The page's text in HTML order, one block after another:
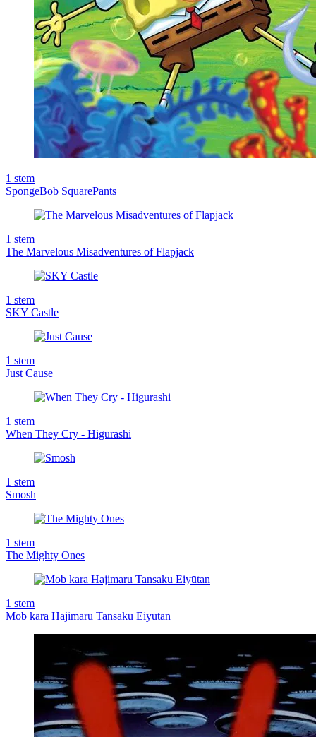
1 stem
SpongeBob SquarePants
1 stem
The Marvelous Misadventures of Flapjack
1 stem
SKY Castle
1 stem
Just Cause
1 stem
When They Cry - Higurashi
1 stem
Smosh
1 stem
The Mighty Ones
1 stem
Mob kara Hajimaru Tansaku Eiyūtan